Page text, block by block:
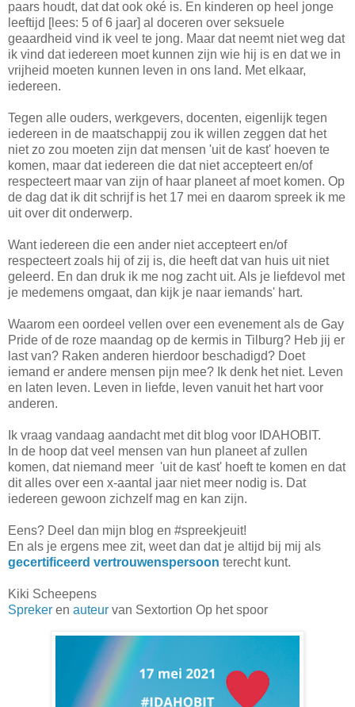
paars houdt, dat dat ook oké is. En kinderen op heel jonge
leeftijd [lees: 5 of 6 jaar] al doceren over seksuele
geaardheid vind ik veel te jong. Maar dat neemt niet weg dat
ik vind dat iedereen moet kunnen zijn wie hij is en dat we in
vrijheid moeten kunnen leven in ons land. Met elkaar,
iedereen.
Tegen alle ouders, werkgevers, docenten, eigenlijk tegen
iedereen in de maatschappij zou ik willen zeggen dat het
niet zo zou moeten zijn dat mensen 'uit de kast' hoeven te
komen, maar dat iedereen die dat niet accepteert en/of
respecteert maar van zijn of haar planeet af moet komen. Op
de dag dat ik dit schrijf is het 17 mei en daarom spreek ik me
uit over dit onderwerp.
Want iedereen die een ander niet accepteert en/of
respecteert zoals hij of zij is, die heeft dat van huis uit niet
geleerd. En dan druk ik me nog zacht uit. Als je liefdevol met
je medemens omgaat, dan kijk je naar iemands' hart.
Waarom een oordeel vellen over een evenement als de Gay
Pride of de roze maandag op de kermis in Tilburg? Heb jij er
last van? Raken anderen hierdoor beschadigd? Doet
iemand er andere mensen pijn mee? Ik denk het niet. Leven
en laten leven. Leven in liefde, leven vanuit het hart voor
anderen.
Ik vraag vandaag aandacht met dit blog voor IDAHOBIT.
In de hoop dat veel mensen van hun planeet af zullen
komen, dat niemand meer 'uit de kast' hoeft te komen en dat
dit alles over een x-aantal jaar niet meer nodig is. Dat
iedereen gewoon zichzelf mag en kan zijn.
Eens? Deel dan mijn blog en #spreekjeuit!
En als je ergens mee zit, weet dan dat je altijd bij mij als
gecertificeerd vertrouwenspersoon terecht kunt.
Kiki Scheepens
Spreker en auteur van Sextortion Op het spoor